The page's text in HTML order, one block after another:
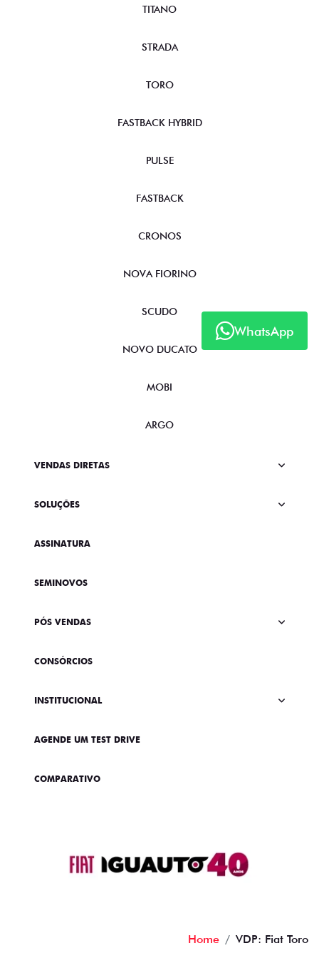
WhatsApp
TITANO
STRADA
TORO
FASTBACK HYBRID
PULSE
FASTBACK
CRONOS
NOVA FIORINO
SCUDO
NOVO DUCATO
MOBI
ARGO
VENDAS DIRETAS
SOLUÇÕES
ASSINATURA
SEMINOVOS
PÓS VENDAS
CONSÓRCIOS
INSTITUCIONAL
AGENDE UM TEST DRIVE
COMPARATIVO
Home VDP: Fiat Toro